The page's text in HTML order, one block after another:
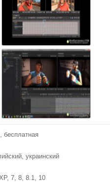
бесплатная
украинский
7, 8, 8.1, 10